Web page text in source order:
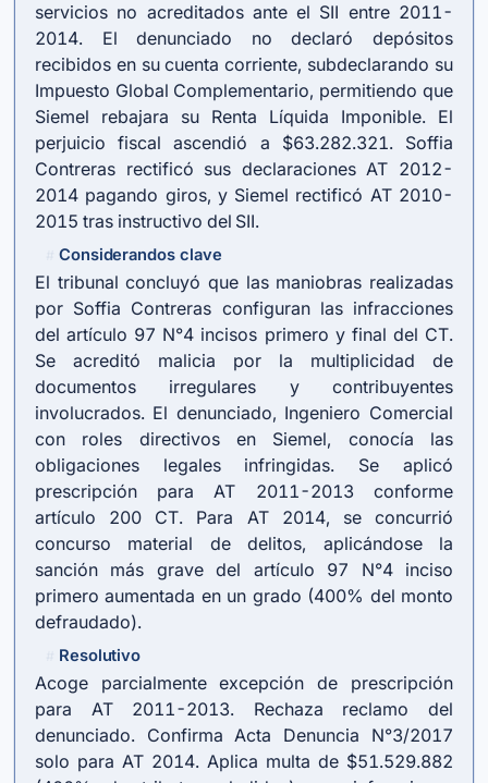
servicios no acreditados ante el SII entre 2011-
2014. El denunciado no declaró depósitos
recibidos en su cuenta corriente, subdeclarando su
Impuesto Global Complementario, permitiendo que
Siemel rebajara su Renta Líquida Imponible. El
perjuicio fiscal ascendió a $63.282.321. Soffia
Contreras rectificó sus declaraciones AT 2012-
2014 pagando giros, y Siemel rectificó AT 2010-
2015 tras instructivo del SII.
Considerandos clave
El tribunal concluyó que las maniobras realizadas
por Soffia Contreras configuran las infracciones
del artículo 97 N°4 incisos primero y final del CT.
Se acreditó malicia por la multiplicidad de
documentos irregulares y contribuyentes
involucrados. El denunciado, Ingeniero Comercial
con roles directivos en Siemel, conocía las
obligaciones legales infringidas. Se aplicó
prescripción para AT 2011-2013 conforme
artículo 200 CT. Para AT 2014, se concurrió
concurso material de delitos, aplicándose la
sanción más grave del artículo 97 N°4 inciso
primero aumentada en un grado (400% del monto
defraudado).
Resolutivo
Acoge parcialmente excepción de prescripción
para AT 2011-2013. Rechaza reclamo del
denunciado. Confirma Acta Denuncia N°3/2017
solo para AT 2014. Aplica multa de $51.529.882